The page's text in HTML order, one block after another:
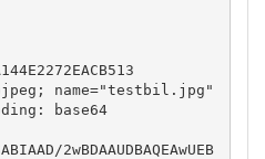
name="testbil.jpg"
base64
2wBDAAUDBAQEAwUEB